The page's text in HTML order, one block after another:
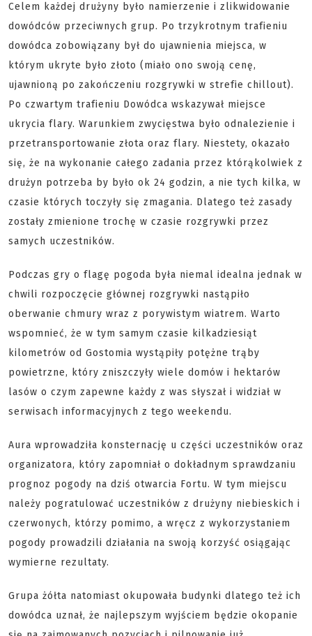
Celem każdej drużyny było namierzenie i zlikwidowanie
dowódców przeciwnych grup. Po trzykrotnym trafieniu
dowódca zobowiązany był do ujawnienia miejsca, w
którym ukryte było złoto (miało ono swoją cenę,
ujawnioną po zakończeniu rozgrywki w strefie chillout).
Po czwartym trafieniu Dowódca wskazywał miejsce
ukrycia flary. Warunkiem zwycięstwa było odnalezienie i
przetransportowanie złota oraz flary. Niestety, okazało
się, że na wykonanie całego zadania przez którąkolwiek z
drużyn potrzeba by było ok 24 godzin, a nie tych kilka, w
czasie których toczyły się zmagania. Dlatego też zasady
zostały zmienione trochę w czasie rozgrywki przez
samych uczestników.
Podczas gry o flagę pogoda była niemal idealna jednak w
chwili rozpoczęcie głównej rozgrywki nastąpiło
oberwanie chmury wraz z porywistym wiatrem. Warto
wspomnieć, że w tym samym czasie kilkadziesiąt
kilometrów od Gostomia wystąpiły potężne trąby
powietrzne, który zniszczyły wiele domów i hektarów
lasów o czym zapewne każdy z was słyszał i widział w
serwisach informacyjnych z tego weekendu.
Aura wprowadziła konsternację u części uczestników oraz
organizatora, który zapomniał o dokładnym sprawdzaniu
prognoz pogody na dziś otwarcia Fortu. W tym miejscu
należy pogratulować uczestników z drużyny niebieskich i
czerwonych, którzy pomimo, a wręcz z wykorzystaniem
pogody prowadzili działania na swoją korzyść osiągając
wymierne rezultaty.
Grupa żółta natomiast okupowała budynki dlatego też ich
dowódca uznał, że najlepszym wyjściem będzie okopanie